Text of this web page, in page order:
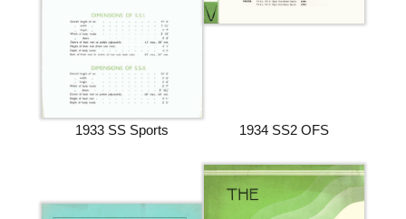
1933 SS Sports 1934 SS2 OFS